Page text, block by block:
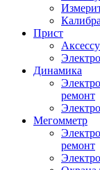
Прист
Динамика
ремонт
Мегомметр
ремонт